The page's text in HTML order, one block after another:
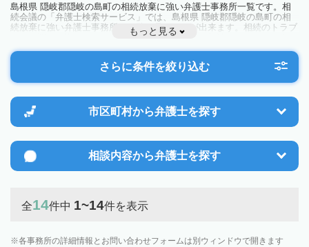
島根県 隠岐郡隠岐の島町の相続放棄に強い弁護士事務所一覧です。相
続会議の「弁護士検索サービス」では、島根県 隠岐郡隠岐の島町の相
続放棄に強い弁護士事務所を一覧で見ることが出来ます。相続のトラブ
ルやお悩みを抱えている方は一度近隣の弁護士に相談してみましょう。
もっと見る
さらに条件を絞り込む
市区町村から弁護士を探す
相談内容から弁護士を探す
全14件中 1~14件を表示
各事務所の詳細情報とお問い合わせフォームは別ウィンドウで開きます